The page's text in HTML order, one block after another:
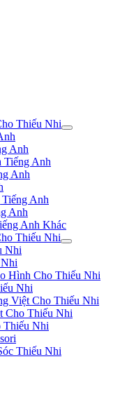
Thiếu Nhi
Anh
Tiếng Anh
Anh
Anh
Anh
Anh Khác
Thiếu Nhi
Nhi
Hình Cho Thiếu Nhi
Nhi
Việt Cho Thiếu Nhi
Cho Thiếu Nhi
Thiếu Nhi
Thiếu Nhi